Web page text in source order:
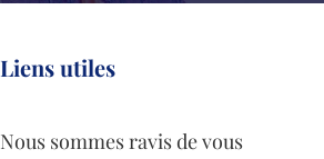
Liens utiles
Nous sommes ravis de vous